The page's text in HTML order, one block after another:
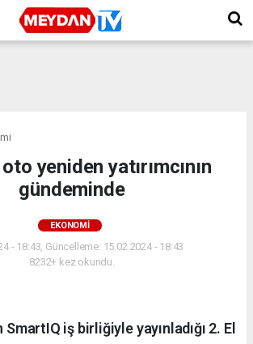
yeniden yatırımcının
gündeminde
EKONOMI
- 18:43, Güncelleme: 15.02.2024 - 18:43
8232+ kez okundu.
SmartIQ iş birliğiyle yayınladığı 2. El